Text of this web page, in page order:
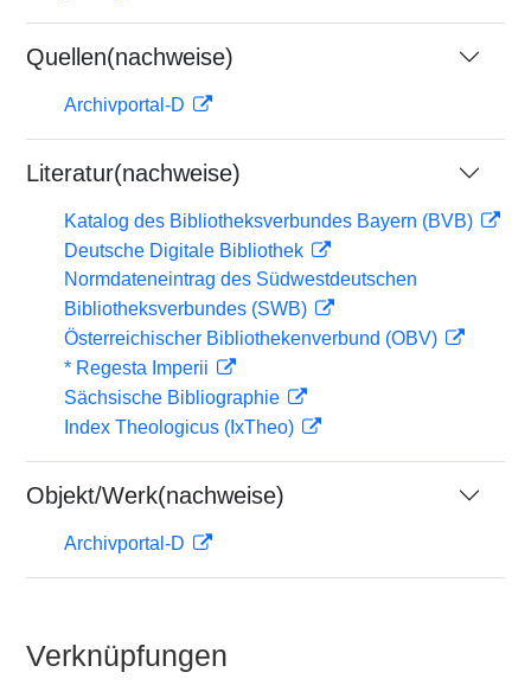
Quellen(nachweise)
Archivportal-D
Literatur(nachweise)
Katalog des Bibliotheksverbundes Bayern (BVB)
Deutsche Digitale Bibliothek
Normdateneintrag des Südwestdeutschen
Bibliotheksverbundes (SWB)
Österreichischer Bibliothekenverbund (OBV)
* Regesta Imperii
Sächsische Bibliographie
Index Theologicus (IxTheo)
Objekt/Werk(nachweise)
Archivportal-D
Verknüpfungen